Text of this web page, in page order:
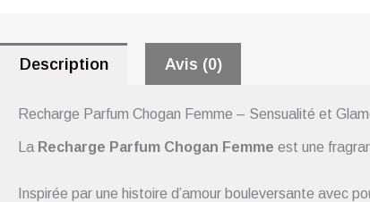
Description Avis (0)
Recharge Parfum Chogan Femme – Sensualité et
La Recharge Parfum Chogan Femme est une
Inspirée par une histoire d’amour bouleversante avec